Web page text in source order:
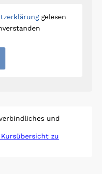
gelesen
und
zu